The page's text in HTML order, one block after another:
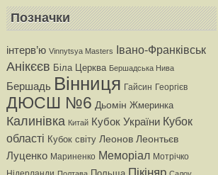
Позначки
iнтерв’ю Vinnytsya Masters Івано-Франківськ
Анікєєв Бiла Церква Бершадська Нива
Бершадь Вінниця Гайсин Георгiєв
ДЮСШ №6 Дьомін Жмеринка
Калинівка Китай Кубок України Кубок
області Кубок світу Леонов Леонтьєв
Луценко Мариненко Меморіал Мотрiчко